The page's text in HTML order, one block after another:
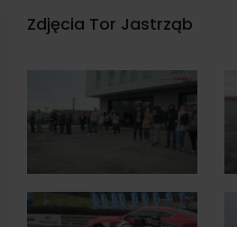
Zdjęcia Tor Jastrząb